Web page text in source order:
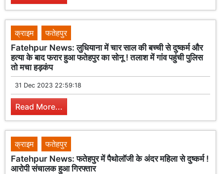
क्राइम
फतेहपुर
Fatehpur News: लुधियाना में चार साल की बच्ची से दुष्कर्म और
हत्या के बाद फरार हुआ फतेहपुर का सोनू ! तलाश में गांव पहुंची पुलिस
तो मचा हड़कंप
31 Dec 2023 22:59:18
Read More...
क्राइम
फतेहपुर
Fatehpur News: फतेहपुर में पैथोलॉजी के अंदर महिला से दुष्कर्म !
आरोपी संचालक हुआ गिरफ्तार